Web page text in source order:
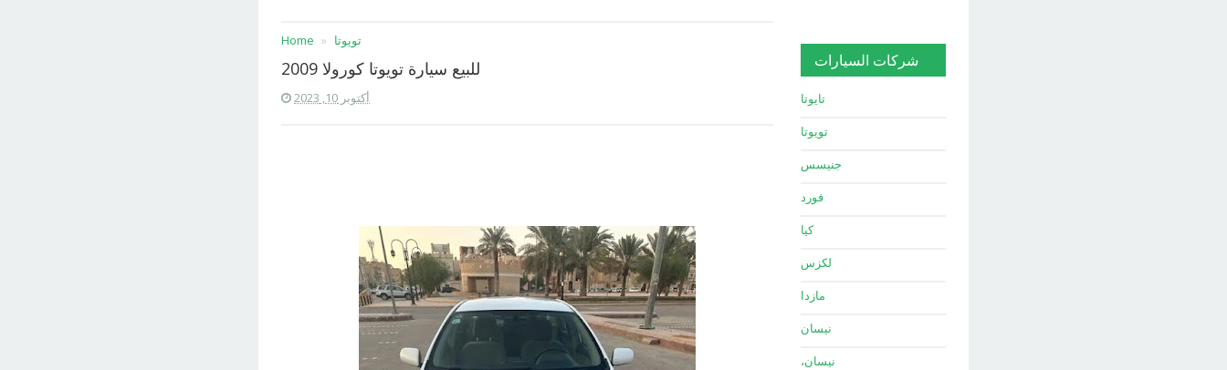
Home تويوتا
للبيع سيارة تويوتا كورولا 2009
أكتوبر 10, 2023
شركات السيارات
تايوتا
تويوتا
جنيسس
فورد
كيا
لكزس
مازدا
نيسان
نيسان،